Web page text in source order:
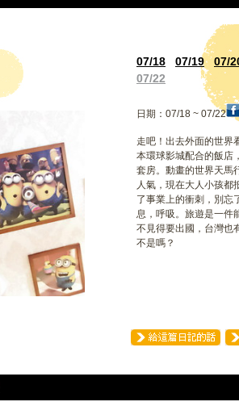
07/18 07/19 07/
07/22
日期：07/18 ~ 07/22
走吧！出去外面的世界
本環球影城配合的飯店
套房。動畫的世界天馬
人氣，現在大人小孩都
了事業上的衝刺，別忘
息，呼吸。旅遊是一件
不見得要出國，台灣也
不是嗎？